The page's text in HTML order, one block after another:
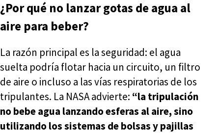
¿Por qué no lanzar gotas de agua al
aire para beber?
La razón principal es la seguridad: el agua
suelta podría flotar hacia un circuito, un filtro
de aire o incluso a las vías respiratorias de los
tripulantes. La NASA advierte: “la tripulación
no bebe agua lanzando esferas al aire, sino
utilizando los sistemas de bolsas y pajillas